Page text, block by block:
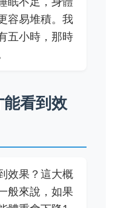
容易堆積。我
五小時，那時
看到效
效果？這大概
般來說，如果